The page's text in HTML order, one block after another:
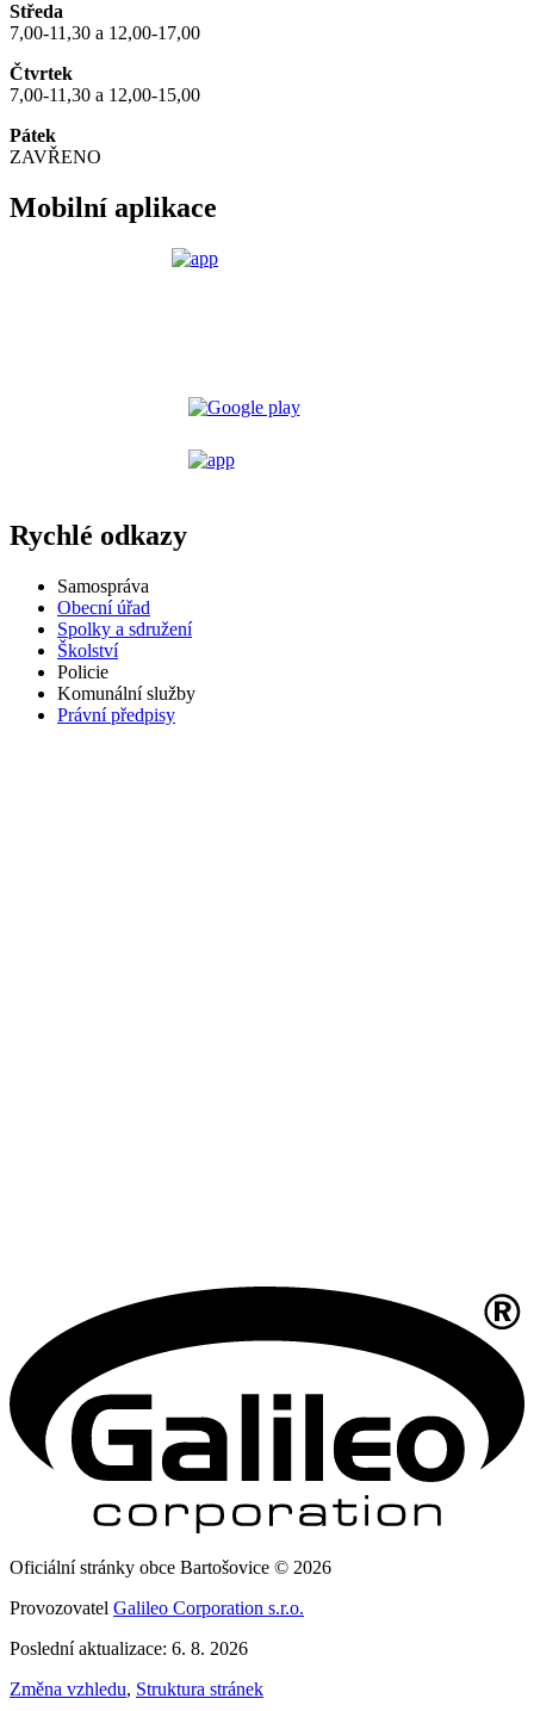
Středa
7,00-11,30 a 12,00-17,00
Čtvrtek
7,00-11,30 a 12,00-15,00
Pátek
ZAVŘENO
Mobilní aplikace
Rychlé odkazy
Samospráva
Obecní úřad
Spolky a sdružení
Školství
Policie
Komunální služby
Právní předpisy
Oficiální stránky obce Bartošovice © 2026
Provozovatel Galileo Corporation s.r.o.
Poslední aktualizace: 6. 8. 2026
Změna vzhledu, Struktura stránek